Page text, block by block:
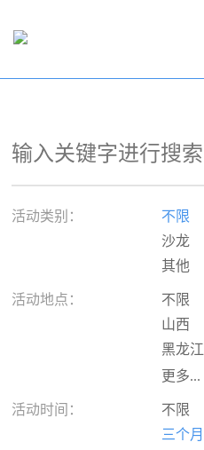
活动类别： 不限
沙龙
其他
活动地点： 不限
山西
黑龙江
安徽
广西
更多...
活动时间： 不限
三个月